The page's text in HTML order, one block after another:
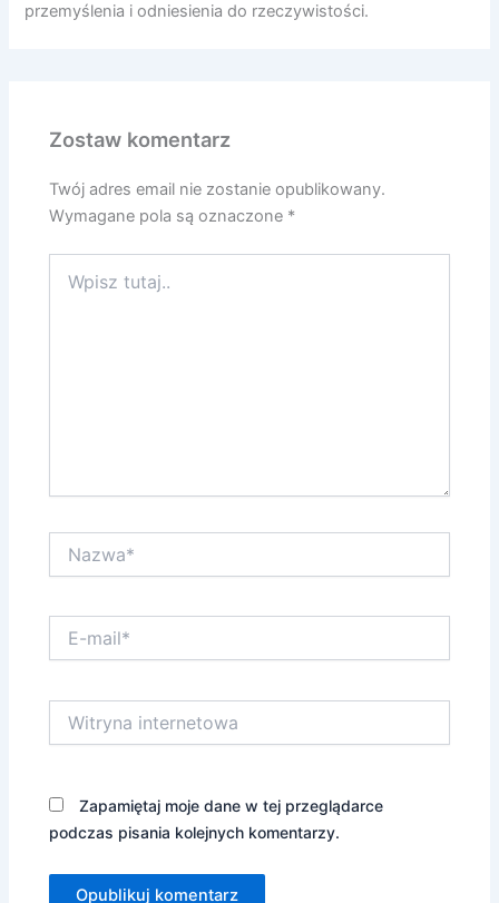
przemyślenia i odniesienia do rzeczywistości.
Zostaw komentarz
Twój adres email nie zostanie opublikowany.
Wymagane pola są oznaczone *
tutaj..
mail*
internetowa
Zapamiętaj moje dane w tej przeglądarce
podczas pisania kolejnych komentarzy.